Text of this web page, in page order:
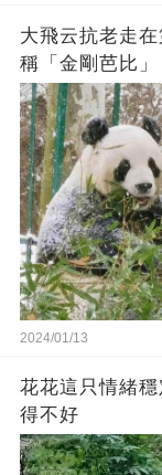
大飛云抗老走
稱「金剛芭比」
2024/01/13
花花這只情緒
得不好